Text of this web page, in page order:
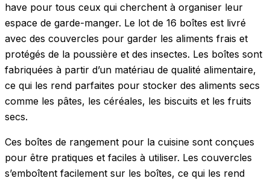
have pour tous ceux qui cherchent à organiser leur
espace de garde-manger. Le lot de 16 boîtes est livré
avec des couvercles pour garder les aliments frais et
protégés de la poussière et des insectes. Les boîtes sont
fabriquées à partir d’un matériau de qualité alimentaire,
ce qui les rend parfaites pour stocker des aliments secs
comme les pâtes, les céréales, les biscuits et les fruits
secs.
Ces boîtes de rangement pour la cuisine sont conçues
pour être pratiques et faciles à utiliser. Les couvercles
s’emboîtent facilement sur les boîtes, ce qui les rend